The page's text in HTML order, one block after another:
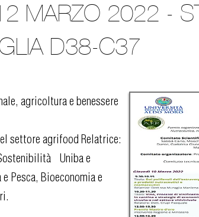
MARZO 2022 -
D38-C37
agricoltura e benessere
settore agrifood Relatrice:
Uniba e
Pesca, Bioeconomia e